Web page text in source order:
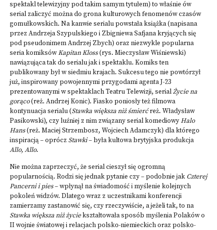
spektakl telewizyjny pod takim samym tytułem) to właśnie ów
serial zaliczyć można do grona kulturowych fenomenów czasów
gomułkowskich. Na kanwie serialu powstała książka (napisana
przez Andrzeja Szypulskiego i Zbigniewa Safjana kryjących się
pod pseudonimem Andrzej Zbych) oraz niezwykle popularna
seria komiksówKapitan Kloss(rys. Mieczysław Wiśniewski)
nawiązująca tak do serialu jak i spektaklu. Komiks ten
publikowany był w siedmiu krajach. Sukcesu tego nie powtórzył
już, inspirowany powojennymi przygodami agenta J-23
prezentowanymi w spektaklach Teatru Telewizji, serialŻycie na
gorąco(reż. Andrzej Konic). Fiasko poniosły też filmowa
kontynuacja serialu (Stawka większa niż śmierćreż. Władysław
Pasikowski), czy luźniej z nim związany serial komediowyHalo
Hans(reż. Maciej Strzembosz, Wojciech Adamczyk) dla którego
inspiracją – oprócz Stawki– była kultowa brytyjska produkcja
Allo, Allo.
Nie można zaprzeczyć, że serial cieszył się ogromną
popularnością. Rodzi się jednak pytanie czy – podobnie jak Czterej
Pancerni i pies– wpłynął na świadomość i myślenie kolejnych
pokoleń widzów. Dlatego wraz z uczestnikami konferencji
zamierzamy zastanowić się, czy rzeczywiście, a jeżeli tak, to na
Stawka większa niż życiekształtowała sposób myślenia Polaków o
II wojnie światowej i relacjach polsko-niemieckich oraz polsko-